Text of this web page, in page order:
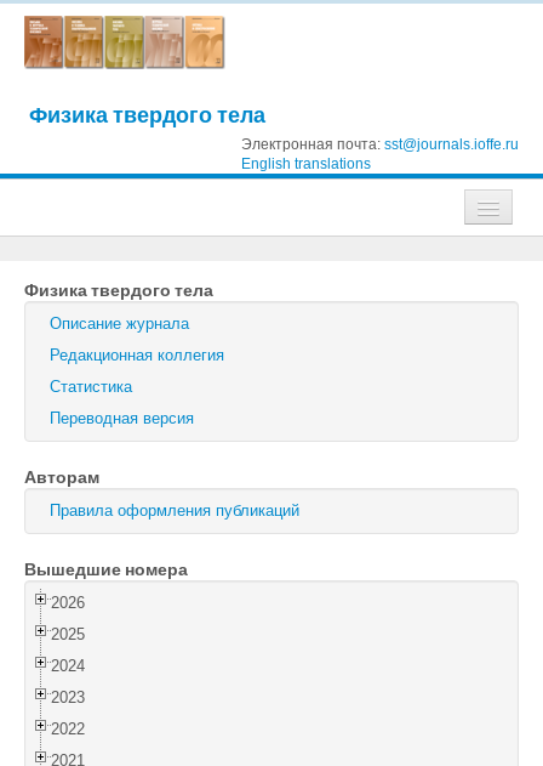
Физика твердого тела
Электронная почта: sst@journals.ioffe.ru
English translations
Журнал технической физики
Письма в Журнал технической физики
Физика твердого тела
Физика и техника полупроводников
Оптика и спектроскопия
Поиск
Войти
Физика твердого тела
Описание журнала
Редакционная коллегия
Статистика
Переводная версия
Авторам
Правила оформления публикаций
Вышедшие номера
2026
2025
2024
2023
2022
2021